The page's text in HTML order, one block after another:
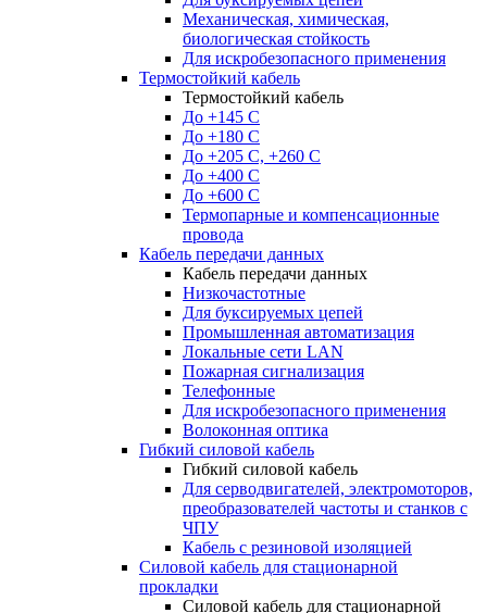
Механическая, химическая,
биологическая стойкость
Для искробезопасного применения
Термостойкий кабель
Термостойкий кабель
До +145 С
До +180 C
До +205 С, +260 С
До +400 C
До +600 С
Термопарные и компенсационные
провода
Кабель передачи данных
Кабель передачи данных
Низкочастотные
Для буксируемых цепей
Промышленная автоматизация
Локальные сети LAN
Пожарная сигнализация
Телефонные
Для искробезопасного применения
Волоконная оптика
Гибкий силовой кабель
Гибкий силовой кабель
Для серводвигателей, электромоторов,
преобразователей частоты и станков с
ЧПУ
Кабель с резиновой изоляцией
Силовой кабель для стационарной
прокладки
Силовой кабель для стационарной